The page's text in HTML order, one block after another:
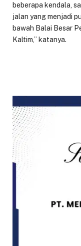
beberapa kendala,
jalan yang menjadi
bawah Balai Besar
Kaltim,” katanya.